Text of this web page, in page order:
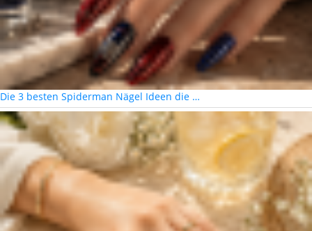
Die 3 besten Spiderman Nägel Ideen die …